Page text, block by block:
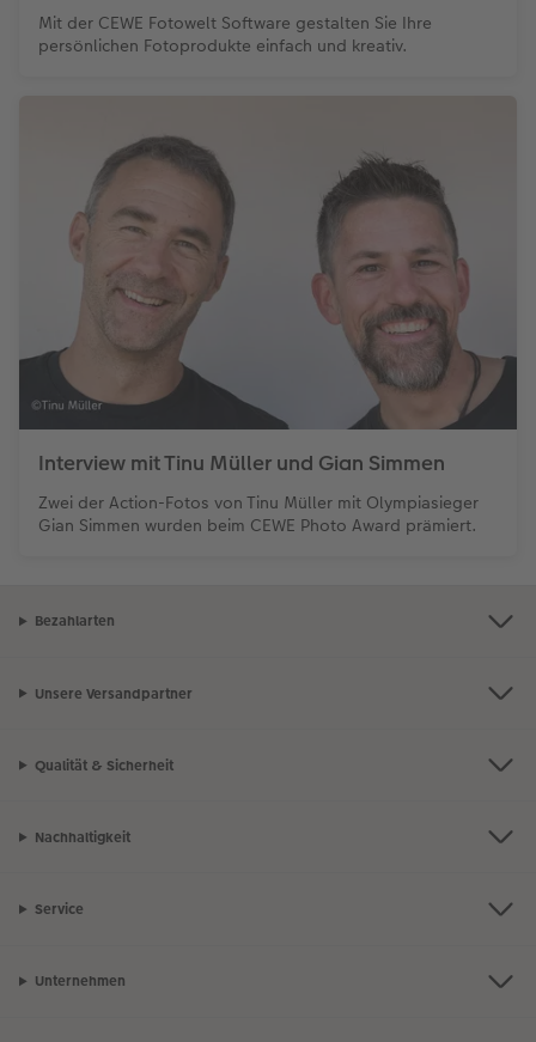
Mit der CEWE Fotowelt Software gestalten Sie Ihre
persönlichen Fotoprodukte einfach und kreativ.
Interview mit Tinu Müller und Gian Simmen
Zwei der Action-Fotos von Tinu Müller mit Olympiasieger
Gian Simmen wurden beim CEWE Photo Award prämiert.
Bezahlarten
Unsere Versandpartner
Qualität & Sicherheit
Nachhaltigkeit
Service
Unternehmen